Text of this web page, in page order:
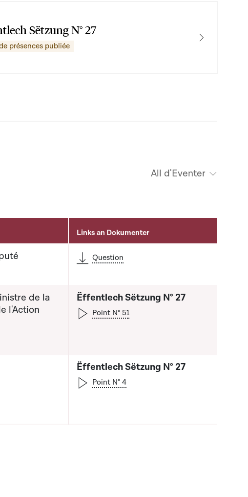
Sëtzung N° 27
présences publiée
All d'Eventer
Links an Dokumenter
Question
de la liste qui précède
de la
l'Action
Ëffentlech Sëtzung N° 27
Point N° 51
de la liste qui précède
Ëffentlech Sëtzung N° 27
Point N° 4